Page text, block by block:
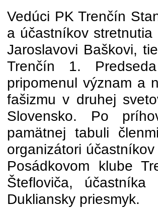
Vedúci PK Trenčín
a účastníkov
Jaroslavovi Baškovi,
Trenčín 1.
pripomenul význam a
fašizmu v druhej
Slovensko. Po
pamätnej tabuli
organizátori
Posádkovom klube
Štefloviča,
Dukliansky priesmyk.